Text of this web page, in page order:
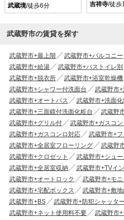
武蔵境/徒歩6分
吉祥寺/徒歩
武蔵野市の賃貸を探す
武蔵野市+最上階 武蔵野市+バルコニー
武蔵野市+給湯
武蔵野市+バストイレ別
武蔵野市+脱衣所
武蔵野市+浴室乾燥機
武蔵野市+シャワー付洗面台
武蔵野市
武蔵野市+オートバス
武蔵野市+洗面化
武蔵野市+三面鏡付洗面化粧台
武蔵野
武蔵野市+グリル付
武蔵野市+ガスコン
武蔵野市+ガスコンロ対応
武蔵野市+
武蔵野市+全居室フローリング
武蔵野
武蔵野市+クロゼット
武蔵野市+シュ
武蔵野市+全居室収納
武蔵野市+TVイ
武蔵野市+オートロック
武蔵野市+モ
武蔵野市+宅配ボックス
武蔵野市+敷
武蔵野市+BS
武蔵野市+防犯シャッター
武蔵野市+ネット使用料不要
武蔵野市